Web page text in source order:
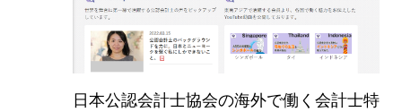
日本公認会計士協会の海外で働く会計士特